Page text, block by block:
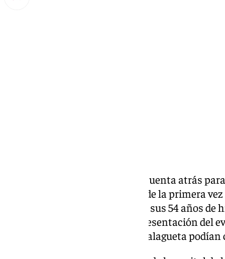
Comienza de manera oficial la cuenta atrás
. Se trata de la primera
fronteras de Estados Unidos en sus 54 años
maestro de ceremonias de la presentación del
pescaíto frito y la playa de La Malagueta